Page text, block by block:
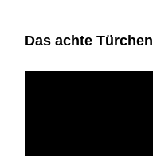
Das achte Türchen